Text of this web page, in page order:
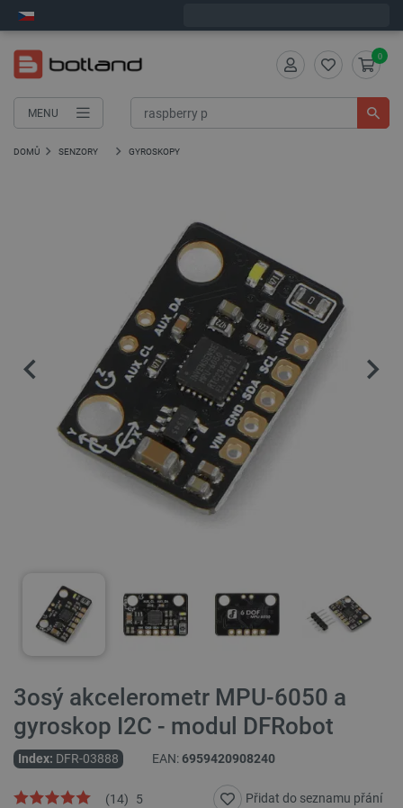
MENU
0
DOMŮ SENZORY GYROSKOPY
3osý akcelerometr MPU-6050 a
gyroskop I2C - modul DFRobot
Index: DFR-03888 EAN:6959420908240
5
(14) Přidat do seznamu přání